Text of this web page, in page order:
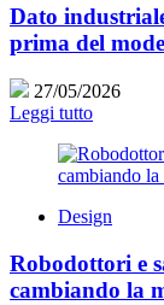
Dato
prima del
27/05/2026
Leggi tutto
Design
Robodottori e
cambiando la